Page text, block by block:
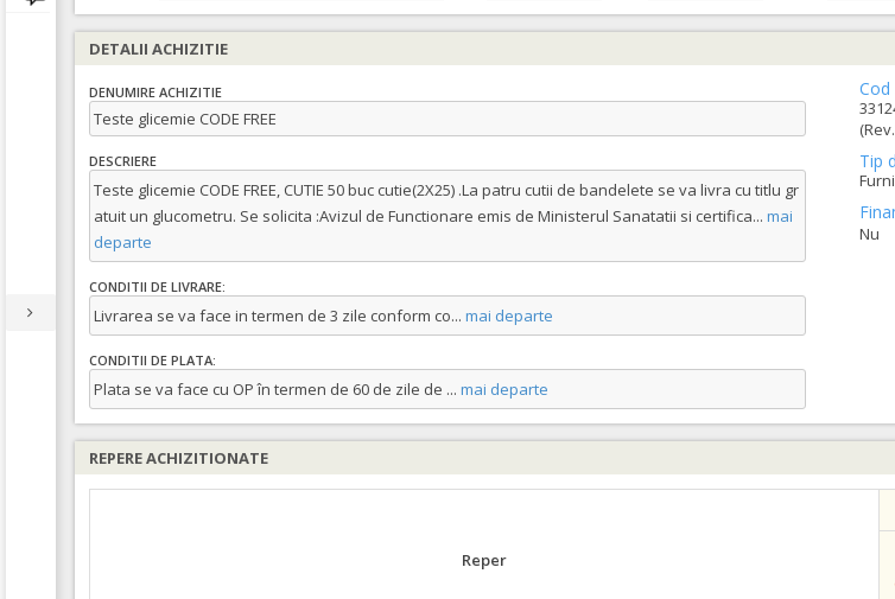
DETALII ACHIZITIE
DENUMIRE ACHIZITIE
Teste glicemie CODE FREE
DESCRIERE
Teste glicemie CODE FREE, CUTIE 50 buc cutie(2X25) .La patru cutii de bandelete se va livra cu titlu gr
atuit un glucometru. Se solicita :Avizul de Functionare emis de Ministerul Sanatatii si certifica... mai
departe
CONDITII DE LIVRARE:
Livrarea se va face in termen de 3 zile conform co... mai departe
CONDITII DE PLATA:
Plata se va face cu OP în termen de 60 de zile de ... mai departe
Cod
Tip
Nu
REPERE ACHIZITIONATE
Reper